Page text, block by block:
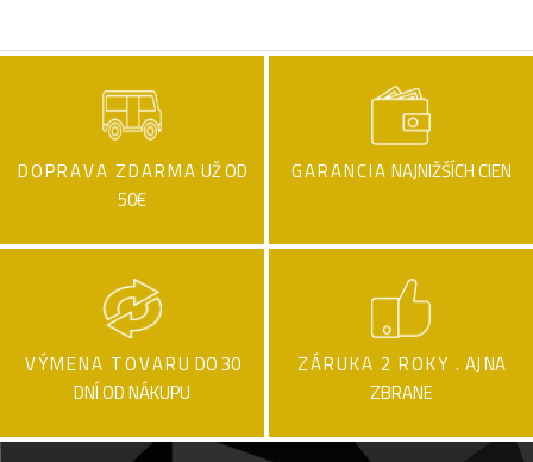
DOPRAVA ZDARMA UŽ OD
50€
GARANCIA NAJNIŽŠÍCH CIEN
VÝMENA TOVARU DO 30
DNÍ OD NÁKUPU
ZÁRUKA 2 ROKY . AJ NA
ZBRANE